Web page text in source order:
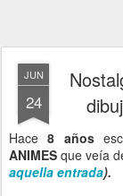
JUN
24
Hace8 años
ANIMES que veía
aquella entrada).